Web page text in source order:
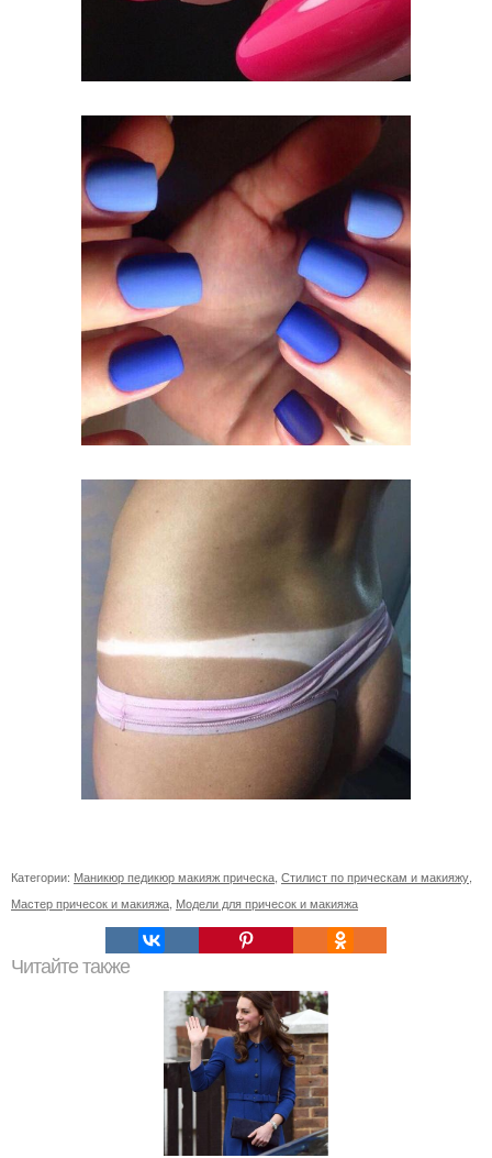
Категории: Маникюр педикюр макияж прическа, Стилист по прическам и макияжу,
Мастер причесок и макияжа, Модели для причесок и макияжа
Читайте также